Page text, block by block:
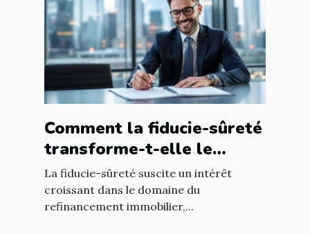
Comment la fiducie-sûreté
transforme-t-elle le
refinancement immobilier
?
La fiducie-sûreté suscite un intérêt
croissant dans le domaine du
refinancement immobilier,...